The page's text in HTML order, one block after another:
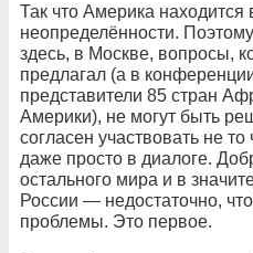
Так что Америка находится
неопределённости.
здесь, в Москве, вопросы,
предлагал (а в
представители 85 стран
Америки), не могут быть
согласен участвовать не
даже просто в диалоге.
остального мира и в
России — недостаточно,
проблемы. Это первое.